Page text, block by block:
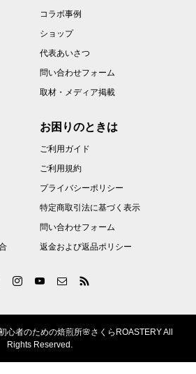
コラボ事例
ショップ
代表あいさつ
問い合わせフォーム
取材・メディア掲載
お困りのときは
ご利用ガイド
ご利用規約
プライバシーポリシー
特定商取引法に基づく表示
問い合わせフォーム
返金および返品ポリシー
者のための焙煎所🌸さくらROASTERY All
Rights Reserved.